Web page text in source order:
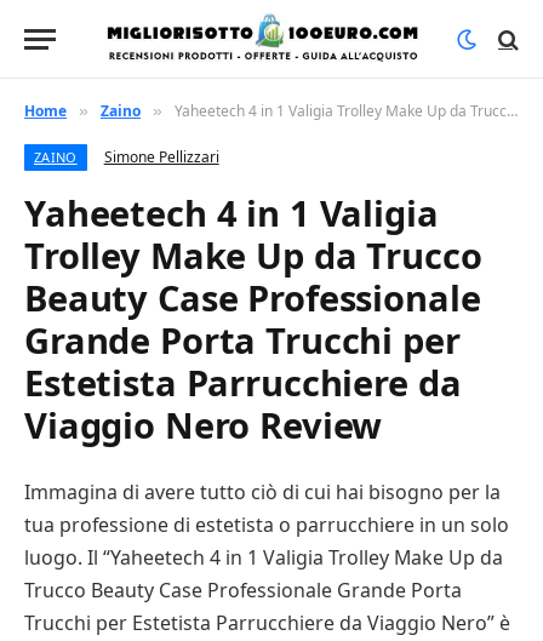
Home » Zaino » Yaheetech 4 in 1 Valigia Trolley Make Up da Trucco Beauty Case Professionale Grande Porta Trucchi per Estetista Parrucchiere da Viaggio Nero Review
ZAINO Simone Pellizzari
Yaheetech 4 in 1 Valigia
Trolley Make Up da Trucco
Beauty Case Professionale
Grande Porta Trucchi per
Estetista Parrucchiere da
Viaggio Nero Review
Immagina di avere tutto ciò di cui hai bisogno per la
tua professione di estetista o parrucchiere in un solo
luogo. Il “Yaheetech 4 in 1 Valigia Trolley Make Up da
Trucco Beauty Case Professionale Grande Porta
Trucchi per Estetista Parrucchiere da Viaggio Nero” è